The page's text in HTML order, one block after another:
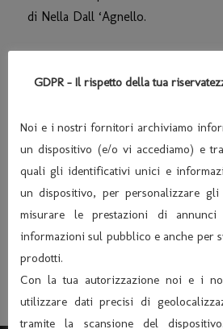
di Nella Dall ‘Agnello.
NUOVA COMPAGNIA
COLPA DI ARISTOTELE COSA
Sab 29/01/2011 ore 21.00
La compagnia QUELLI DEL
GDPR - Il rispetto della tua
Noi e i nostri fornitori archiviamo
un dispositivo (e/o vi accediamo) e
quali gli identificativi unici e
un dispositivo, per personalizzare
misurare le prestazioni di
informazioni sul pubblico e anche per
prodotti.
Con la tua autorizzazione noi e i
utilizzare dati precisi di
tramite la scansione del